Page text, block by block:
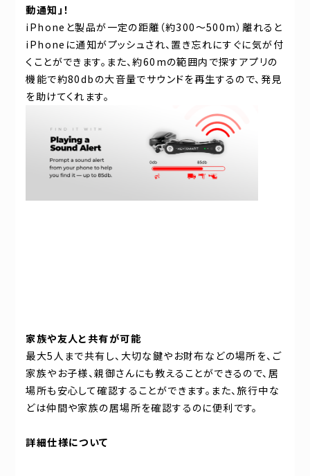
動通知」！
iPhoneと製品が一定の距離（約300〜500m）離れると
iPhoneに通知がプッシュされ、置き忘れにすぐに気が付
くことができます。また、約60mの範囲内で探すアプリの
機能で約80dbの大音量でサウンドを再生するので、発見
を助けてくれます。
家族や友人と共有が可能
最大5人まで共有し、大切な鍵やお財布などの場所を、ご
家族やお子様、親御さんにも教えることができるので、居
場所も安心して確認することができます。また、旅行中な
どは仲間や家族の居場所を確認するのに便利です。
詳細仕様について